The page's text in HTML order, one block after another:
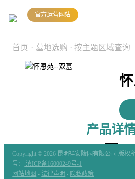
官方运营网站
首页 · 墓地选购 · 按主题区域查询
产品详
Copyright © 2026 昆明祥安陵园有限公司 版权
号：
滇ICP备16000249号-1
网站地图 - 法律声明 - 隐私政策